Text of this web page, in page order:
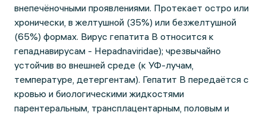
внепечёночными проявлениями. Протекает остро или
хронически, в желтушной (35%) или безжелтушной
(65%) формах. Вирус гепатита В относится к
гепаднавирусам - Hepadnaviridae); чрезвычайно
устойчив во внешней среде (к УФ-лучам,
температуре, детергентам). Гепатит В передаётся с
кровью и биологическими жидкостями
парентеральным, трансплацентарным, половым и